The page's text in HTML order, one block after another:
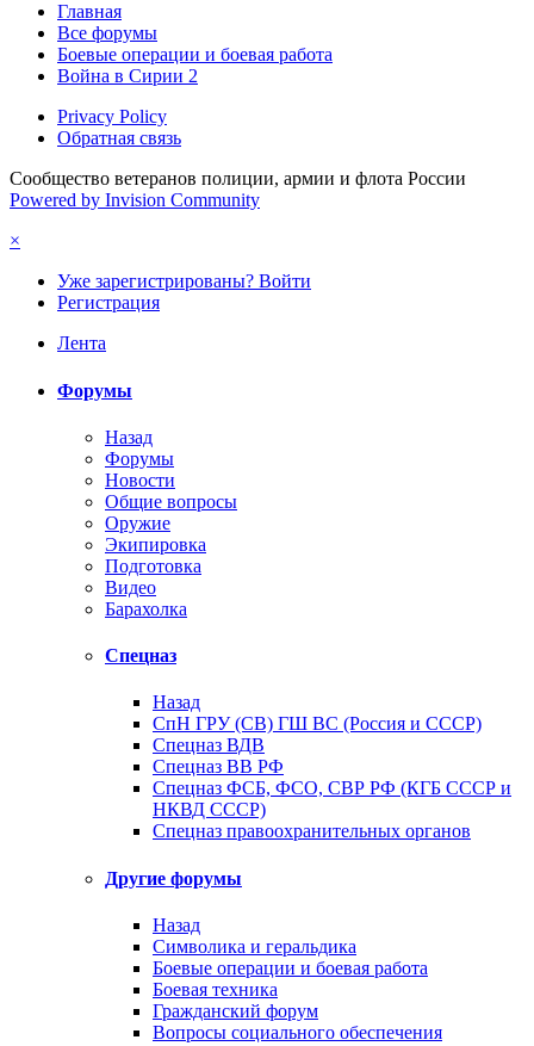
Главная
Все форумы
Боевые операции и боевая работа
Война в Сирии 2
Privacy Policy
Обратная связь
Сообщество ветеранов полиции, армии и флота России
Powered by Invision Community
×
Уже зарегистрированы? Войти
Регистрация
Лента
Форумы
Назад
Форумы
Новости
Общие вопросы
Оружие
Экипировка
Подготовка
Видео
Барахолка
Спецназ
Назад
СпН ГРУ (СВ) ГШ ВС (Россия и СССР)
Спецназ ВДВ
Спецназ ВВ РФ
Спецназ ФСБ, ФСО, СВР РФ (КГБ СССР и
НКВД СССР)
Спецназ правоохранительных органов
Другие форумы
Назад
Символика и геральдика
Боевые операции и боевая работа
Боевая техника
Гражданский форум
Вопросы социального обеспечения